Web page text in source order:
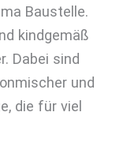
Baustelle.
kindgemäß
Dabei sind
und
die für viel